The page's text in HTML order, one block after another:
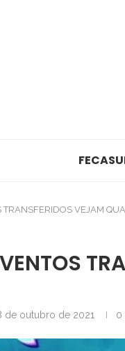
TRANSFERIDOS VEJAM
de outubro de 2021 0